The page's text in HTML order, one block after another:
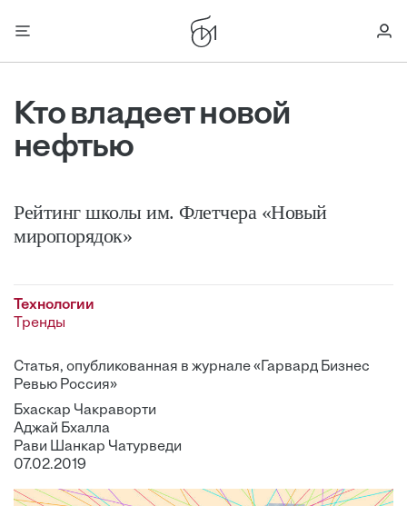
Кто владеет новой
нефтью
Рейтинг школы им. Флетчера «Новый
миропорядок»
Технологии
Тренды
Статья, опубликованная в журнале «Гарвард Бизнес
Ревью Россия»
Бхаскар Чакраворти
Аджай Бхалла
Рави Шанкар Чатурведи
07.02.2019